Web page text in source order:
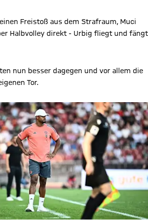
Freistoß aus dem Strafraum, Muci
Halbvolley direkt - Urbig fliegt und fängt
nun besser dagegen und vor allem die
Tor.